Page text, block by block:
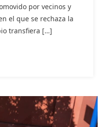
por vecinos y
el que se rechaza la
transfiera […]